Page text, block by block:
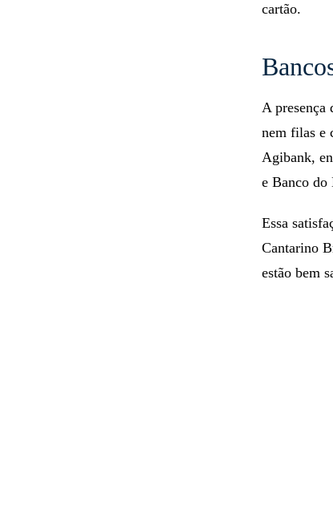
cartão.
A presença
nem filas e
Agibank,
e Banco do
Essa
Cantarino
estão bem